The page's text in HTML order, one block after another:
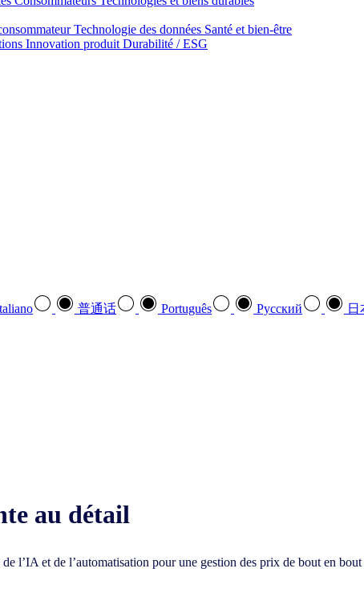
Technologie des données Santé et bien‑être
Innovation produit Durabilité / ESG
普通话 Português Pусский 日
au détail
l’IA et de l’automatisation pour une gestion des prix de bout en